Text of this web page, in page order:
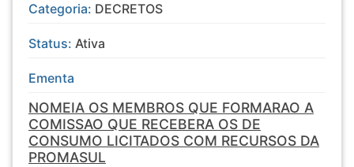
Categoria: DECRETOS
Status: Ativa
Ementa
NOMEIA OS MEMBROS QUE FORMARAO A
COMISSAO QUE RECEBERA OS DE
CONSUMO LICITADOS COM RECURSOS DA
PROMASUL